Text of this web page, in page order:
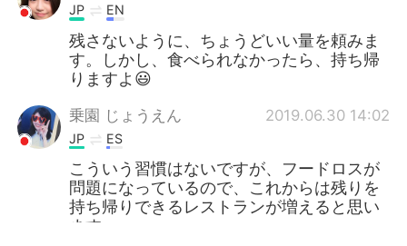
JP EN
残さないように、ちょうどいい量を頼みま
す。しかし、食べられなかったら、持ち帰
りますよ😃
乗園 じょうえん 2019.06.30 14:02
JP ES
こういう習慣はないですが、フードロスが
問題になっているので、これからは残りを
持ち帰りできるレストランが増えると思い
ます。